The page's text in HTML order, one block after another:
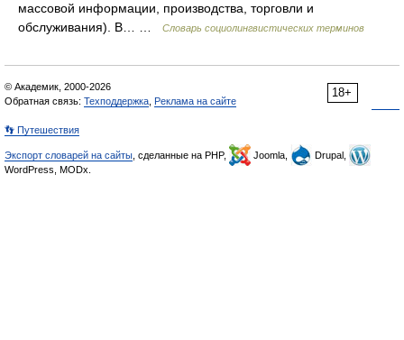
массовой информации, производства, торговли и
обслуживания). В… …
Словарь социолингвистических терминов
18+
© Академик, 2000-2026
Обратная связь: Техподдержка Реклама на сайте
👣 Путешествия
Экспорт словарей на сайты , сделанные на PHP, Joomla,
Drupal,
WordPress, MODx.